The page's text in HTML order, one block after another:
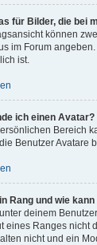
für Bilder, die bei
können
im Forum
ist.
ich einen Avatar?
Bereich
Benutzer Avatare
Rang und wie
deinem
eines Ranges nicht
nicht und ein